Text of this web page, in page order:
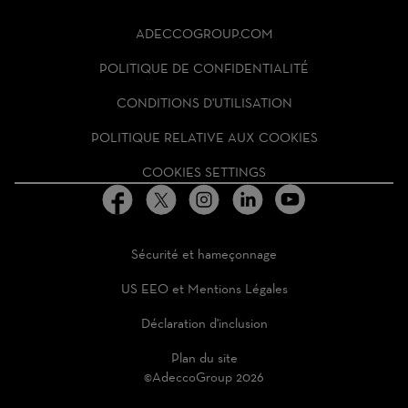
GROUP
HOMEPAGE
ADECCOGROUP.COM
POLITIQUE DE CONFIDENTIALITÉ
CONDITIONS D'UTILISATION
POLITIQUE RELATIVE AUX COOKIES
COOKIES SETTINGS
Sécurité et hameçonnage
US EEO et Mentions Légales
Déclaration d'inclusion
Plan du site
©AdeccoGroup 2026